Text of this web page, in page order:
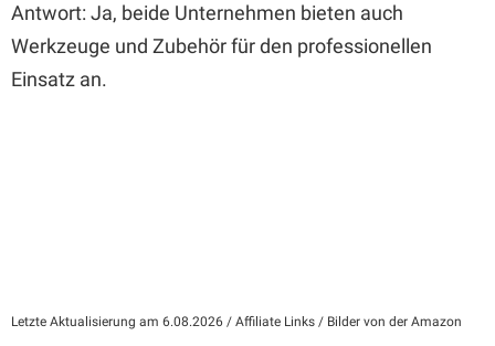
Antwort: Ja, beide Unternehmen bieten auch
Werkzeuge und Zubehör für den professionellen
Einsatz an.
Letzte Aktualisierung am 6.08.2026 / Affiliate Links / Bilder von der Amazon